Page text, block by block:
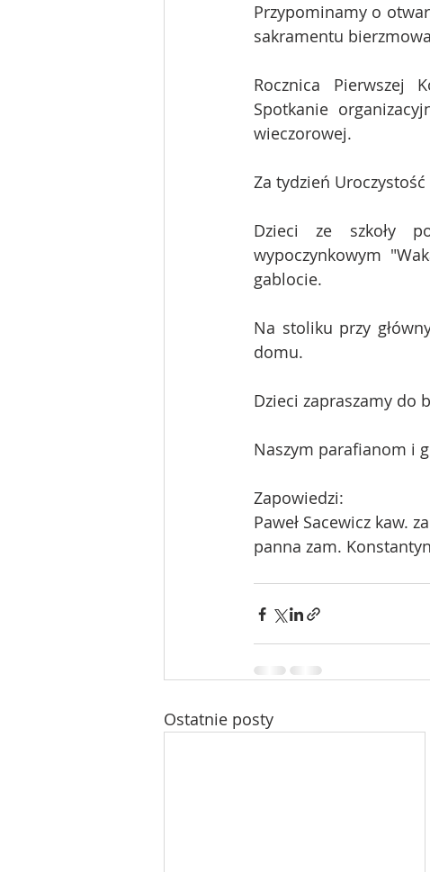
Przypominamy o
sakramentu
Rocznica Pierwszej
Spotkanie
wieczorowej.
Za tydzień
Dzieci ze szkoły
wypoczynkowym
gablocie.
Na stoliku przy
domu.
Dzieci zapraszamy do
Naszym parafianom i
Zapowiedzi:
Paweł Sacewicz kaw.
panna zam.
Ostatnie posty